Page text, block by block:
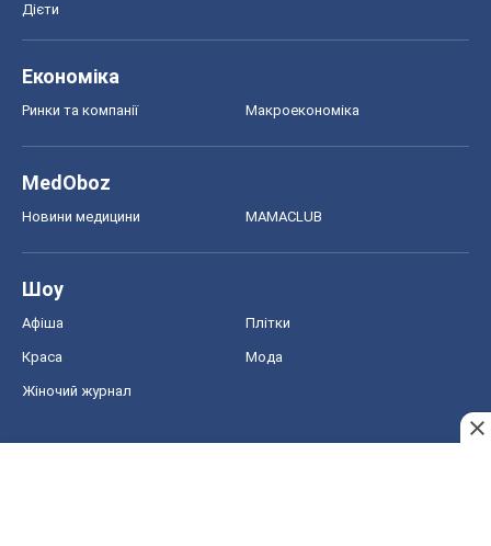
Дієти
Економіка
Ринки та компанії Макроекономіка
MedOboz
Новини медицини MAMACLUB
Шоу
Афіша Плітки
Краса Мода
Жіночий журнал